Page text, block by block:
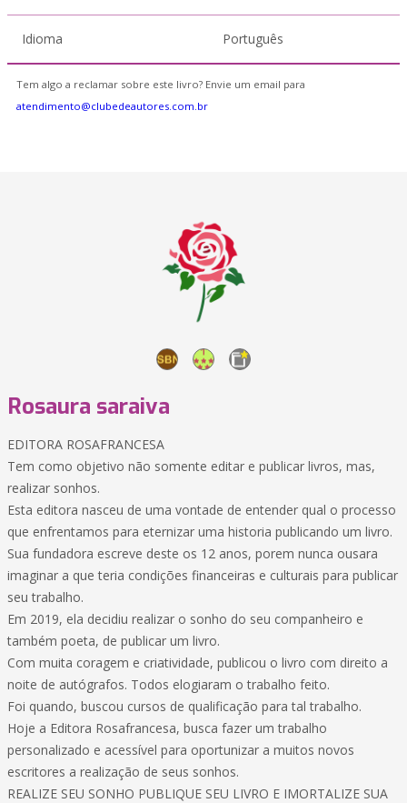
Idioma Português
Tem algo a reclamar sobre este livro? Envie um email para
atendimento@clubedeautores.com.br
Rosaura saraiva
EDITORA ROSAFRANCESA
Tem como objetivo não somente editar e publicar livros, mas,
realizar sonhos.
Esta editora nasceu de uma vontade de entender qual o processo
que enfrentamos para eternizar uma historia publicando um livro.
Sua fundadora escreve deste os 12 anos, porem nunca ousara
imaginar a que teria condições financeiras e culturais para publicar
seu trabalho.
Em 2019, ela decidiu realizar o sonho do seu companheiro e
também poeta, de publicar um livro.
Com muita coragem e criatividade, publicou o livro com direito a
noite de autógrafos. Todos elogiaram o trabalho feito.
Foi quando, buscou cursos de qualificação para tal trabalho.
Hoje a Editora Rosafrancesa, busca fazer um trabalho
personalizado e acessível para oportunizar a muitos novos
escritores a realização de seus sonhos.
REALIZE SEU SONHO PUBLIQUE SEU LIVRO E IMORTALIZE SUA